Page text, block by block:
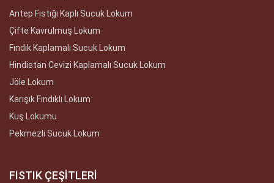
Antep Fıstığı Kaplı Sucuk Lokum
Çifte Kavrulmuş Lokum
Fındık Kaplamalı Sucuk Lokum
Hindistan Cevizi Kaplamalı Sucuk Lokum
Jöle Lokum
Karışık Fındıklı Lokum
Kuş Lokumu
Pekmezli Sucuk Lokum
FISTIK ÇEŞİTLERİ